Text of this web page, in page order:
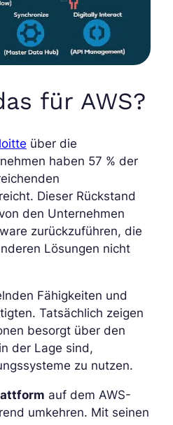
für AWS?
über die
haben 57 % der
Dieser Rückstand
den Unternehmen
zurückzuführen, die
Lösungen nicht
Fähigkeiten und
Tatsächlich zeigen
besorgt über den
der Lage sind,
zu nutzen.
auf dem AWS-
umkehren. Mit seinen